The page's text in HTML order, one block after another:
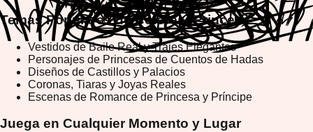
Temas Populares de Colorear Princesa
Vestidos de Baile Real y Trajes Elegantes
Personajes de Princesas de Cuentos de Hadas
Diseños de Castillos y Palacios
Coronas, Tiaras y Joyas Reales
Escenas de Romance de Princesa y Príncipe
Juega en Cualquier Momento y Lugar